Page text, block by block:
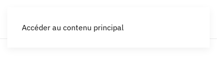
Accéder au contenu principal